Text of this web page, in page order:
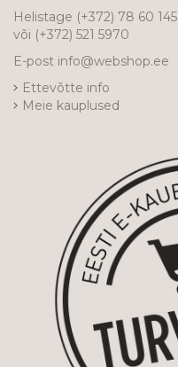
Helistage (+372) 78 60 145
või (+372) 521 5970
E-post info@webshop.ee
Ettevõtte info
Meie kauplused